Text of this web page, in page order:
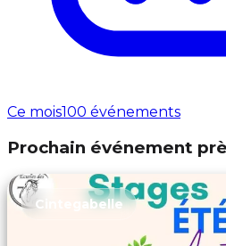
Ce mois100 événements
Prochain événement
Cintegabelle